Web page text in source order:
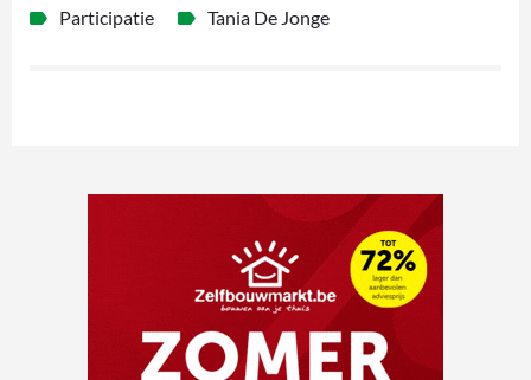
Participatie
Tania De Jonge